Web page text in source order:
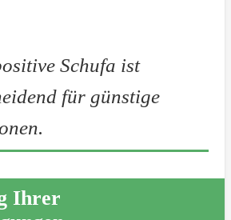
Schufa ist
für günstige
Ihrer